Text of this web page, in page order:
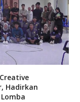
Hadirkan